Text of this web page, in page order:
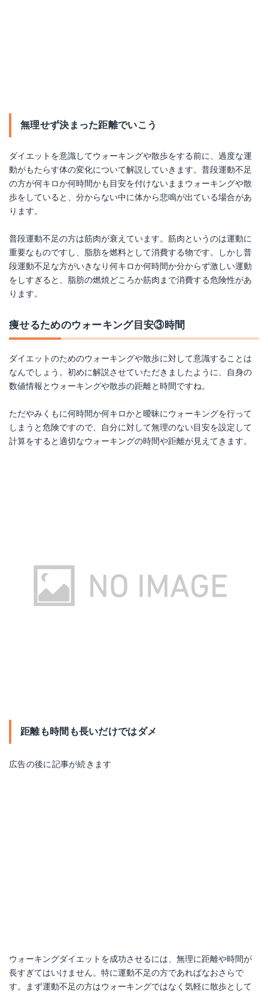
無理せず決まった距離でいこう
ダイエットを意識してウォーキングや散歩をする前に、過度な運
動がもたらす体の変化について解説していきます。普段運動不足
の方が何キロか何時間かも目安を付けないままウォーキングや散
歩をしていると、分からない中に体から悲鳴が出ている場合があ
ります。
普段運動不足の方は筋肉が衰えています。筋肉というのは運動に
重要なものですし、脂肪を燃料として消費する物です。しかし普
段運動不足な方がいきなり何キロか何時間か分からず激しい運動
をしすぎると、脂肪の燃焼どころか筋肉まで消費する危険性があ
ります。
痩せるためのウォーキング目安③時間
ダイエットのためのウォーキングや散歩に対して意識することは
なんでしょう。初めに解説させていただきましたように、自身の
数値情報とウォーキングや散歩の距離と時間ですね。
ただやみくもに何時間か何キロかと曖昧にウォーキングを行って
しまうと危険ですので、自分に対して無理のない目安を設定して
計算をすると適切なウォーキングの時間や距離が見えてきます。
距離も時間も長いだけではダメ
広告の後に記事が続きます
ウォーキングダイエットを成功させるには、無理に距離や時間が
長すぎてはいけません。特に運動不足の方であればなおさらで
す。まず運動不足の方はウォーキングではなく気軽に散歩として